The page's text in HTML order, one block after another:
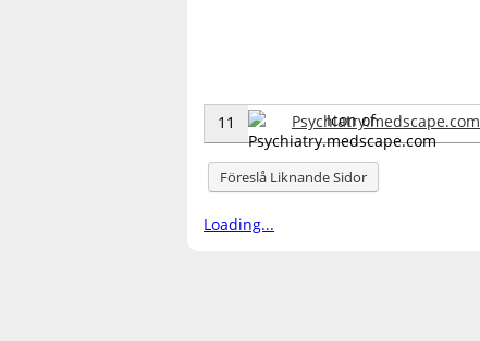
11 Psychiatry.medscape.com
Föreslå Liknande Sidor
Loading...